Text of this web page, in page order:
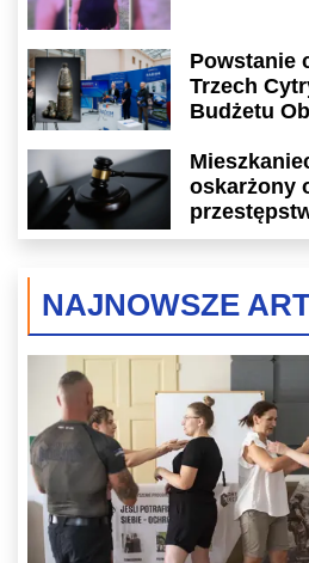
Powstanie
Trzech
Budżetu
oskarżony
wyceniona
NAJNOWSZE